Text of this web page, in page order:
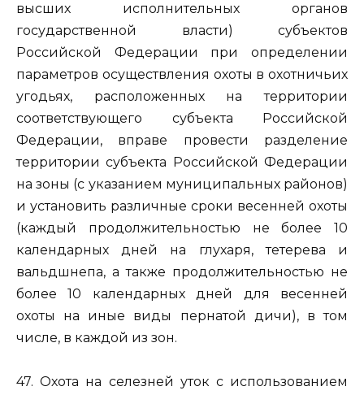
высших исполнительных органов
государственной власти) субъектов
Российской Федерации при определении
параметров осуществления охоты в охотничьих
угодьях, расположенных на территории
соответствующего субъекта Российской
Федерации, вправе провести разделение
территории субъекта Российской Федерации
на зоны (с указанием муниципальных районов)
и установить различные сроки весенней охоты
(каждый продолжительностью не более 10
календарных дней на глухаря, тетерева и
вальдшнепа, а также продолжительностью не
более 10 календарных дней для весенней
охоты на иные виды пернатой дичи), в том
числе, в каждой из зон.
47. Охота на селезней уток с использованием